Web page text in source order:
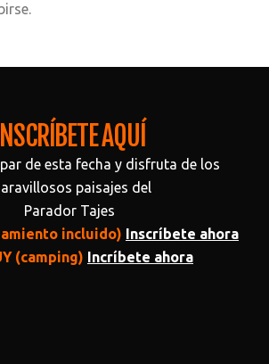
INSCRÍBETE AQUÍ
de esta fecha y disfruta de los
paisajes del
Parador Tajes
incluido)
Inscríbete ahora
(camping)
Incríbete ahora